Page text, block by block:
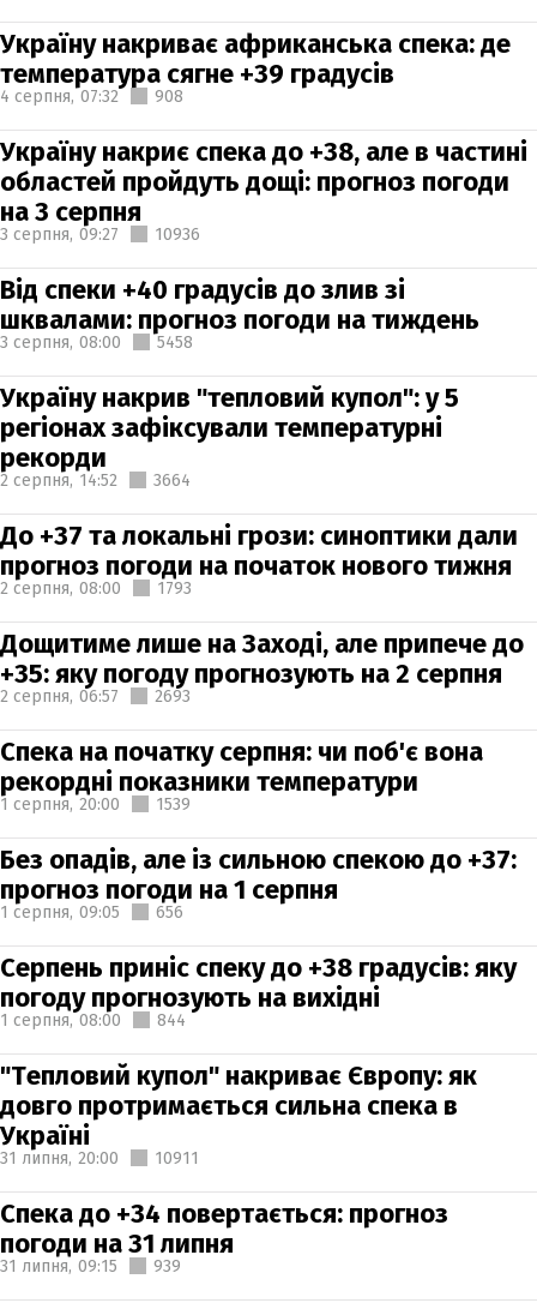
Україну накриває африканська спека: де
температура сягне +39 градусів
4 серпня, 07:32 908
Україну накриє спека до +38, але в частині
областей пройдуть дощі: прогноз погоди
на 3 серпня
3 серпня, 09:27 10936
Від спеки +40 градусів до злив зі
шквалами: прогноз погоди на тиждень
3 серпня, 08:00 5458
Україну накрив "тепловий купол": у 5
регіонах зафіксували температурні
рекорди
2 серпня, 14:52 3664
До +37 та локальні грози: синоптики дали
прогноз погоди на початок нового тижня
2 серпня, 08:00 1793
Дощитиме лише на Заході, але припече до
+35: яку погоду прогнозують на 2 серпня
2 серпня, 06:57 2693
Спека на початку серпня: чи поб'є вона
рекордні показники температури
1 серпня, 20:00 1539
Без опадів, але із сильною спекою до +37:
прогноз погоди на 1 серпня
1 серпня, 09:05 656
Серпень приніс спеку до +38 градусів: яку
погоду прогнозують на вихідні
1 серпня, 08:00 844
"Тепловий купол" накриває Європу: як
довго протримається сильна спека в
Україні
31 липня, 20:00 10911
Спека до +34 повертається: прогноз
погоди на 31 липня
31 липня, 09:15 939